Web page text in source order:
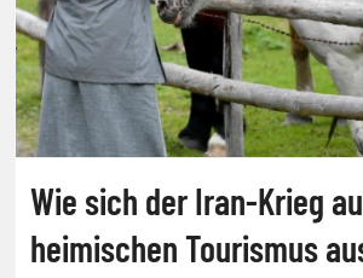
Wie sich der Iran-Krieg
heimischen Tourismus